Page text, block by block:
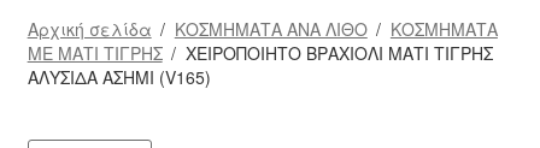
μενού
ΙΔΙΟΤΗΤΕΣ ΚΡΥΣΤΑΛΛΩΝ
υπό-
ΕΠΙΚΟΙΝΩΝΙΑ
Αρχική σελίδα / ΚΟΣΜΗΜΑΤΑ ΑΝΑ ΛΙΘΟ / ΚΟΣΜΗΜΑΤΑ
ΜΕ ΜΑΤΙ ΤΙΓΡΗΣ / ΧΕΙΡΟΠΟΙΗΤΟ ΒΡΑΧΙΟΛΙ ΜΑΤΙ ΤΙΓΡΗΣ
ΑΛΥΣΙΔΑ ΑΣΗΜΙ (V165)